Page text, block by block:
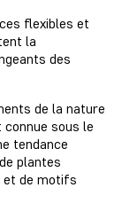
flexibles et
la
des
de la nature
sous le
tendance
plantes
et de motifs